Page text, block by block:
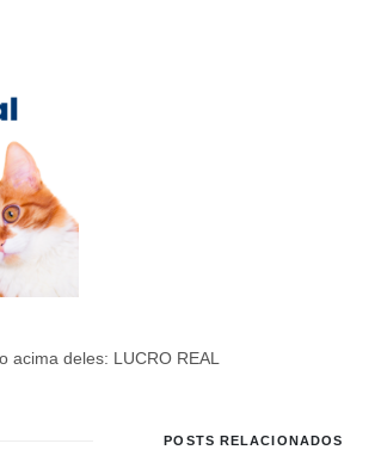
deles: LUCRO REAL
POSTS RELACIONADOS